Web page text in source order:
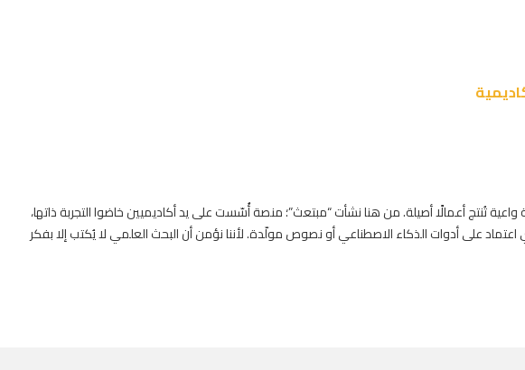
تُنتج أعمالًا أصيلة. من هنا نشأت “مبتعث”؛ منصة أُسّست على يد أكاديميين خاضوا التجربة ذاتها،
على أدوات الذكاء الاصطناعي أو نصوص مولّدة. لأننا نؤمن أن البحث العلمي لا يُكتب إلا بفكر